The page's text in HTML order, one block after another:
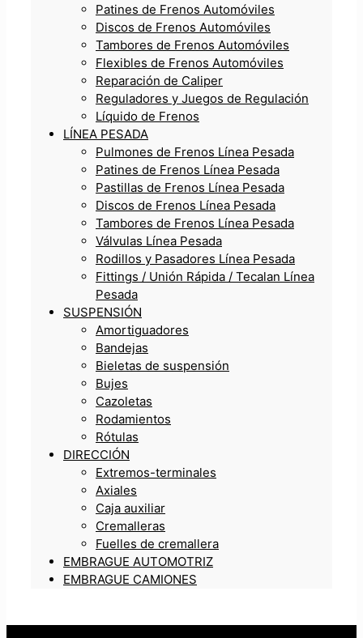
Patines de Frenos Automóviles
Discos de Frenos Automóviles
Tambores de Frenos Automóviles
Flexibles de Frenos Automóviles
Reparación de Caliper
Reguladores y Juegos de Regulación
Líquido de Frenos
LÍNEA PESADA
Pulmones de Frenos Línea Pesada
Patines de Frenos Línea Pesada
Pastillas de Frenos Línea Pesada
Discos de Frenos Línea Pesada
Tambores de Frenos Línea Pesada
Válvulas Línea Pesada
Rodillos y Pasadores Línea Pesada
Fittings / Unión Rápida / Tecalan Línea
Pesada
SUSPENSIÓN
Amortiguadores
Bandejas
Bieletas de suspensión
Bujes
Cazoletas
Rodamientos
Rótulas
DIRECCIÓN
Extremos-terminales
Axiales
Caja auxiliar
Cremalleras
Fuelles de cremallera
EMBRAGUE AUTOMOTRIZ
EMBRAGUE CAMIONES